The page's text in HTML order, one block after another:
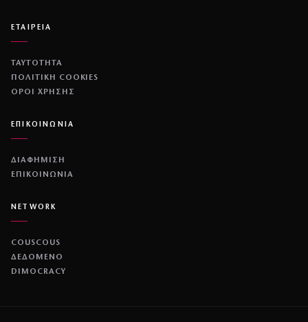
ΕΤΑΙΡΕΙΑ
ΤΑΥΤΟΤΗΤΑ
ΠΟΛΙΤΙΚΉ COOKIES
ΌΡΟΙ ΧΡΉΣΗΣ
ΕΠΙΚΟΙΝΩΝΙΑ
ΔΙΑΦΗΜΙΣΗ
ΕΠΙΚΟΙΝΩΝΙΑ
NETWORK
COUSCOUS
ΔΕΔΟΜΕΝΟ
DIMOCRACY